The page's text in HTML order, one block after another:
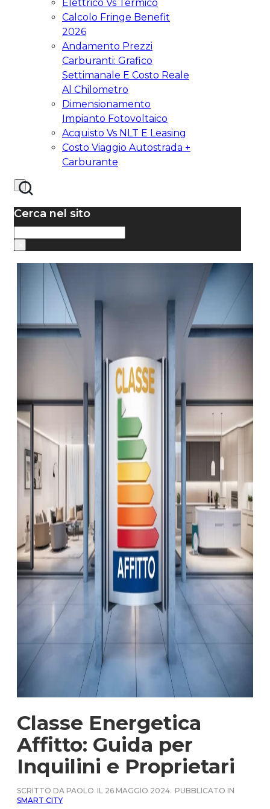
Elettrico Vs Termico
Calcolo Fringe Benefit
2026
Andamento Prezzi
Carburanti: Grafico
Settimanale E Costo Reale
Al Chilometro
Dimensionamento
Impianto Fotovoltaico
Acquisto Vs NLT E Leasing
Costo Viaggio Autostrada +
Carburante
Cerca nel sito
Classe Energetica
Affitto: Guida per
Inquilini e Proprietari
SCRITTO DA PAOLO IL 26 MAGGIO 2024. PUBBLICATO IN
SMART CITY